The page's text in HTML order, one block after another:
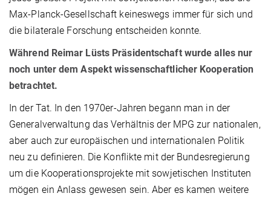
Max-Planck-Gesellschaft keineswegs immer für sich und
die bilaterale Forschung entscheiden konnte.
Während Reimar Lüsts Präsidentschaft wurde alles nur
noch unter dem Aspekt wissenschaftlicher Kooperation
betrachtet.
In der Tat. In den 1970er-Jahren begann man in der
Generalverwaltung das Verhältnis der MPG zur nationalen,
aber auch zur europäischen und internationalen Politik
neu zu definieren. Die Konflikte mit der Bundesregierung
um die Kooperationsprojekte mit sowjetischen Instituten
mögen ein Anlass gewesen sein. Aber es kamen weitere